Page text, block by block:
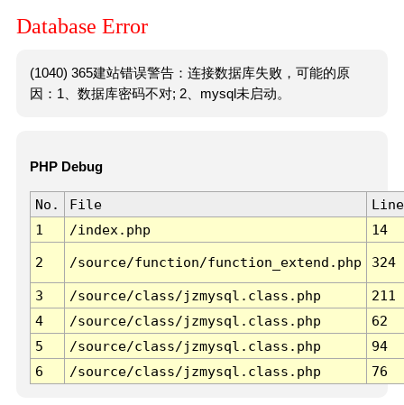
Database Error
(1040) 365建站错误警告：连接数据库失败，可能的原
因：1、数据库密码不对; 2、mysql未启动。
PHP Debug
No. File
Line
1
/index.php 14
2 /source/function/function_extend.php 324
3 /source/class/jzmysql.class.php
211
4
/source/class/jzmysql.class.php
62
5
/source/class/jzmysql.class.php
94
6
/source/class/jzmysql.class.php 76